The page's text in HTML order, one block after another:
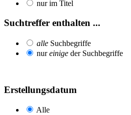
nur im Titel
Suchtreffer enthalten ...
alle Suchbegriffe
nureinige der Suchbegriffe
Erstellungsdatum
Alle